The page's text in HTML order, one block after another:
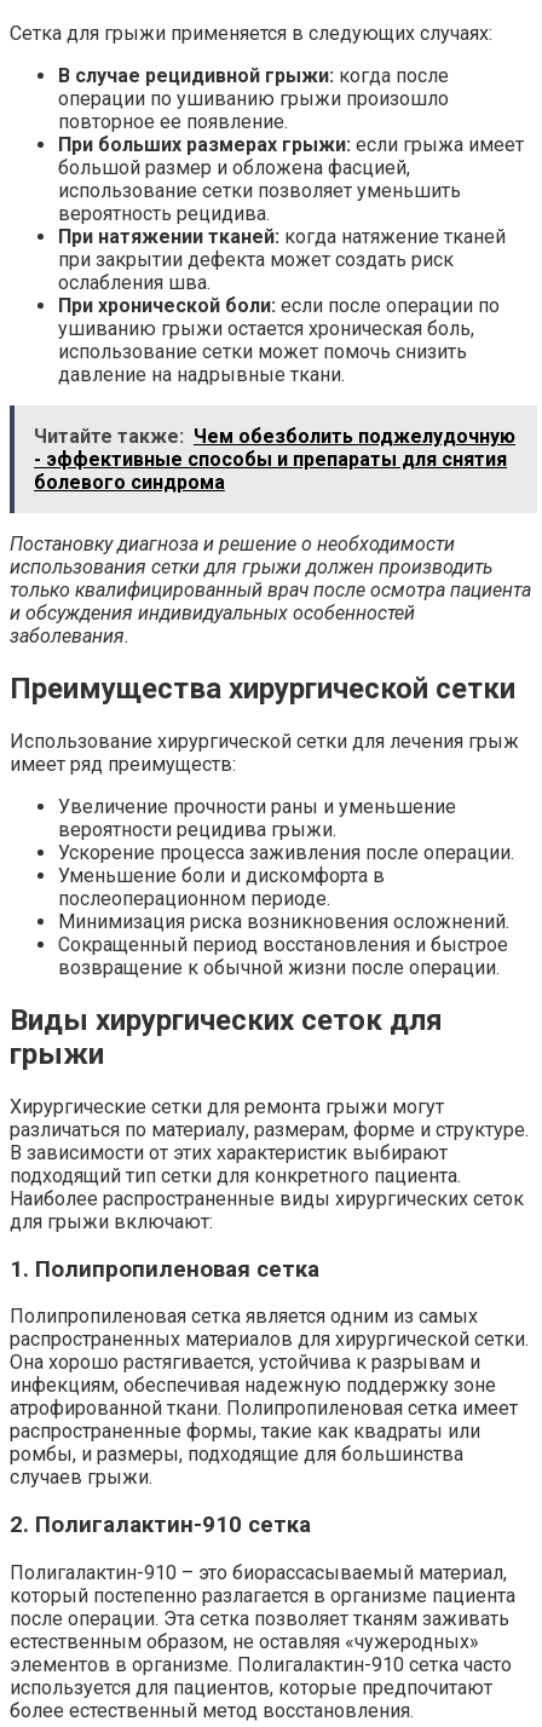
Сетка для грыжи применяется в следующих случаях:
В случае рецидивной грыжи: когда после
операции по ушиванию грыжи произошло
повторное ее появление.
При больших размерах грыжи: если грыжа имеет
большой размер и обложена фасцией,
использование сетки позволяет уменьшить
вероятность рецидива.
При натяжении тканей: когда натяжение тканей
при закрытии дефекта может создать риск
ослабления шва.
При хронической боли: если после операции по
ушиванию грыжи остается хроническая боль,
использование сетки может помочь снизить
давление на надрывные ткани.
Читайте также: Чем обезболить поджелудочную
- эффективные способы и препараты для снятия
болевого синдрома
Постановку диагноза и решение о необходимости
использования сетки для грыжи должен производить
только квалифицированный врач после осмотра пациента
и обсуждения индивидуальных особенностей
заболевания.
Преимущества хирургической сетки
Использование хирургической сетки для лечения грыж
имеет ряд преимуществ:
Увеличение прочности раны и уменьшение
вероятности рецидива грыжи.
Ускорение процесса заживления после операции.
Уменьшение боли и дискомфорта в
послеоперационном периоде.
Минимизация риска возникновения осложнений.
Сокращенный период восстановления и быстрое
возвращение к обычной жизни после операции.
Виды хирургических сеток для
грыжи
Хирургические сетки для ремонта грыжи могут
различаться по материалу, размерам, форме и структуре.
В зависимости от этих характеристик выбирают
подходящий тип сетки для конкретного пациента.
Наиболее распространенные виды хирургических сеток
для грыжи включают:
1. Полипропиленовая сетка
Полипропиленовая сетка является одним из самых
распространенных материалов для хирургической сетки.
Она хорошо растягивается, устойчива к разрывам и
инфекциям, обеспечивая надежную поддержку зоне
атрофированной ткани. Полипропиленовая сетка имеет
распространенные формы, такие как квадраты или
ромбы, и размеры, подходящие для большинства
случаев грыжи.
2. Полигалактин-910 сетка
Полигалактин-910 – это биорассасываемый материал,
который постепенно разлагается в организме пациента
после операции. Эта сетка позволяет тканям заживать
естественным образом, не оставляя «чужеродных»
элементов в организме. Полигалактин-910 сетка часто
используется для пациентов, которые предпочитают
более естественный метод восстановления.